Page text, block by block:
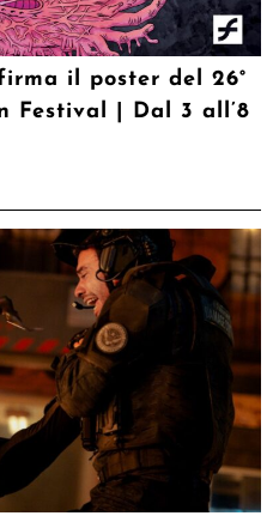
il poster del 26°
Festival | Dal 3 all’8